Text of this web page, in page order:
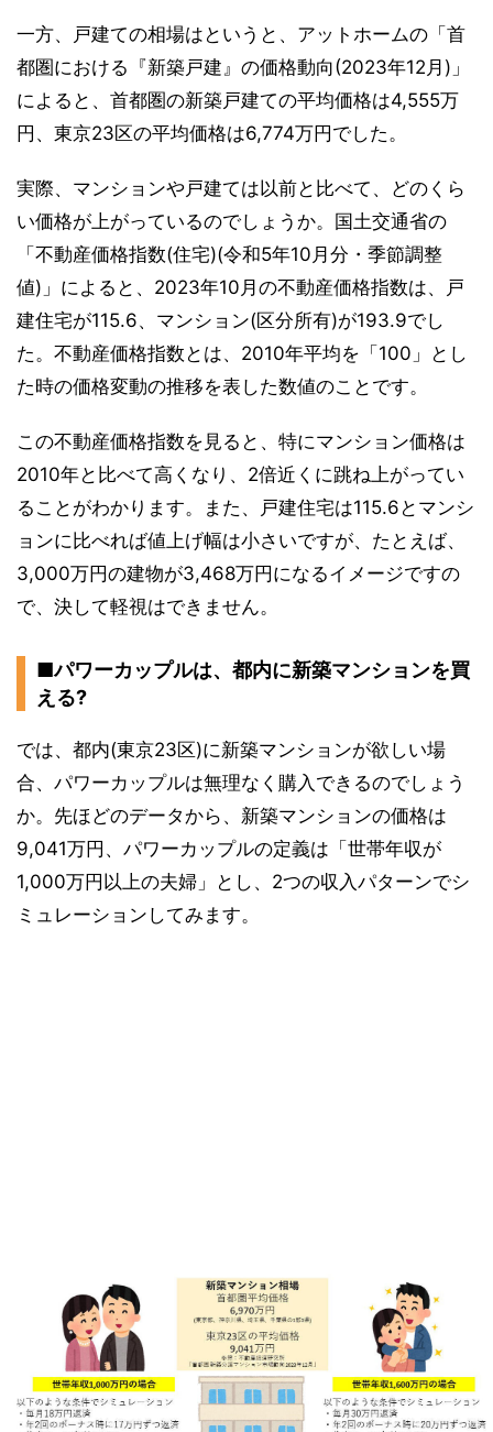
一方、戸建ての相場はというと、アットホームの「首
都圏における『新築戸建』の価格動向(2023年12月)」
によると、首都圏の新築戸建ての平均価格は4,555万
円、東京23区の平均価格は6,774万円でした。
実際、マンションや戸建ては以前と比べて、どのくら
い価格が上がっているのでしょうか。国土交通省の
「不動産価格指数(住宅)(令和5年10月分・季節調整
値)」によると、2023年10月の不動産価格指数は、戸
建住宅が115.6、マンション(区分所有)が193.9でし
た。不動産価格指数とは、2010年平均を「100」とし
た時の価格変動の推移を表した数値のことです。
この不動産価格指数を見ると、特にマンション価格は
2010年と比べて高くなり、2倍近くに跳ね上がってい
ることがわかります。また、戸建住宅は115.6とマンシ
ョンに比べれば値上げ幅は小さいですが、たとえば、
3,000万円の建物が3,468万円になるイメージですの
で、決して軽視はできません。
■パワーカップルは、都内に新築マンションを買
える?
では、都内(東京23区)に新築マンションが欲しい場
合、パワーカップルは無理なく購入できるのでしょう
か。先ほどのデータから、新築マンションの価格は
9,041万円、パワーカップルの定義は「世帯年収が
1,000万円以上の夫婦」とし、2つの収入パターンでシ
ミュレーションしてみます。